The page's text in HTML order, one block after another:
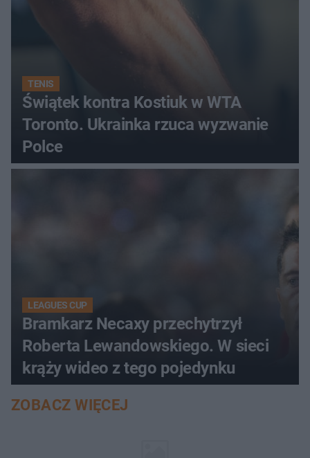
TENIS
Świątek kontra Kostiuk w WTA
Toronto. Ukrainka rzuca wyzwanie
Polce
LEAGUES CUP
Bramkarz Necaxy przechytrzył
Roberta Lewandowskiego. W sieci
krąży wideo z tego pojedynku
ZOBACZ WIĘCEJ